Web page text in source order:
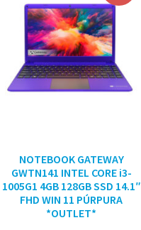
NOTEBOOK GATEWAY
GWTN141 INTEL CORE i3-
1005G1 4GB 128GB SSD 14.1″
FHD WIN 11 PÚRPURA
*OUTLET*